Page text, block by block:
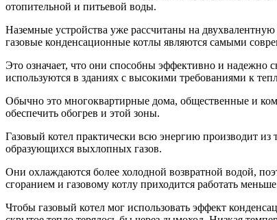
отопительной и питьевой воды.
Наземные устройства уже рассчитаны на
газовые конденсационные котлы являются самыми
Это означает, что они способны эффективно и надежно
используются в зданиях с высокими требованиями к
Обычно это многоквартирные дома, общественные и
обеспечить обогрев и этой зоны.
Газовый котел практически всю энергию производит
образующихся выхлопных газов.
Они охлаждаются более холодной возвратной водой,
сгоранием и газовому котлу приходится работать
Чтобы газовый котел мог использовать эффект